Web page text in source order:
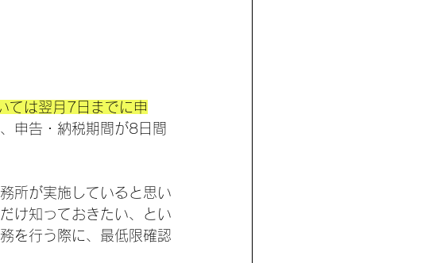
ては翌月7日までに申
申告・納税期間が8日間
所が実施していると思い
け知っておきたい、とい
を行う際に、最低限確認